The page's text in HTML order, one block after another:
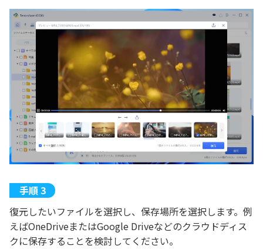
復元したいファイルを選択し、保存場所を選択します。例
えばOneDriveまたはGoogle Driveなどのクラウドディス
クに保存することを検討してください。